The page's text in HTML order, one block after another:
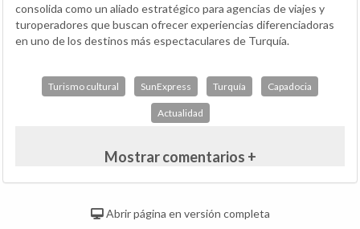
consolida como un aliado estratégico para agencias de viajes y
turoperadores que buscan ofrecer experiencias diferenciadoras
en uno de los destinos más espectaculares de Turquía.
Turismo cultural SunExpress Turquía Capadocia
Actualidad
Mostrar comentarios +
Abrir página en versión completa